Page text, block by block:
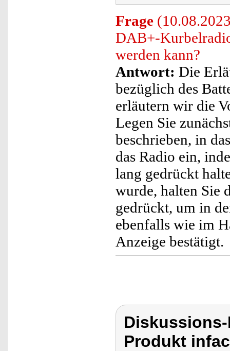
Frage
DAB+-
werden kann?
Antwort: Die
bezüglich des
erläutern wir die
Legen Sie
beschrieben, in
das Radio ein,
lang gedrückt
wurde, halten Sie
gedrückt, um in
ebenfalls wie im
Anzeige bestätigt.
Produkt